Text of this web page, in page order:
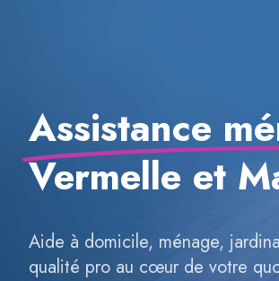
Assistance
Vermelle et
Aide à domicile, ménage,
qualité pro au cœur de votre